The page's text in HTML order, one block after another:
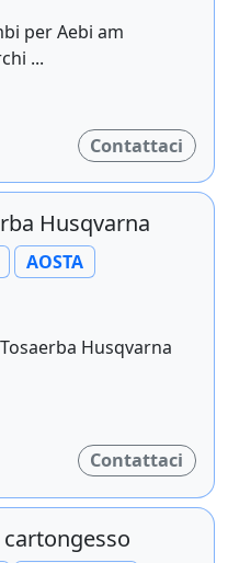
per Aebi am
...
Contattaci
Husqvarna
AOSTA
Husqvarna
Contattaci